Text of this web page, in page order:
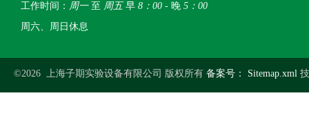
工作时间： 周一至 周五早 8：00 - 晚 5：00
周六、周日休息
©2026 上海子期实验设备有限公司 版权所有 备案号： Sitemap.xml